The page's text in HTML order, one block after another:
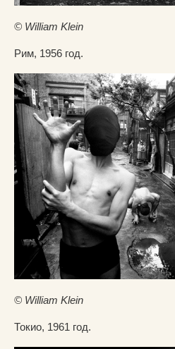
© William Klein
Рим, 1956 год.
© William Klein
Токио, 1961 год.